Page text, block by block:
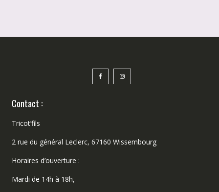
Contact :
Tricot’fils
2 rue du général Leclerc, 67160 Wissembourg
Horaires d’ouverture :
Mardi de 14h à 18h,